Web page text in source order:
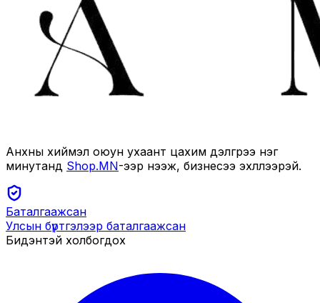
Анхны хиймэл оюун ухаант цахим дэлгүүрээ нэг
минутанд Shop.MN-ээр нээж, бизнесээ эхлүүлээрэй.
Баталгаажсан
Улсын бүртгэлээр баталгаажсан
Бидэнтэй холбогдох